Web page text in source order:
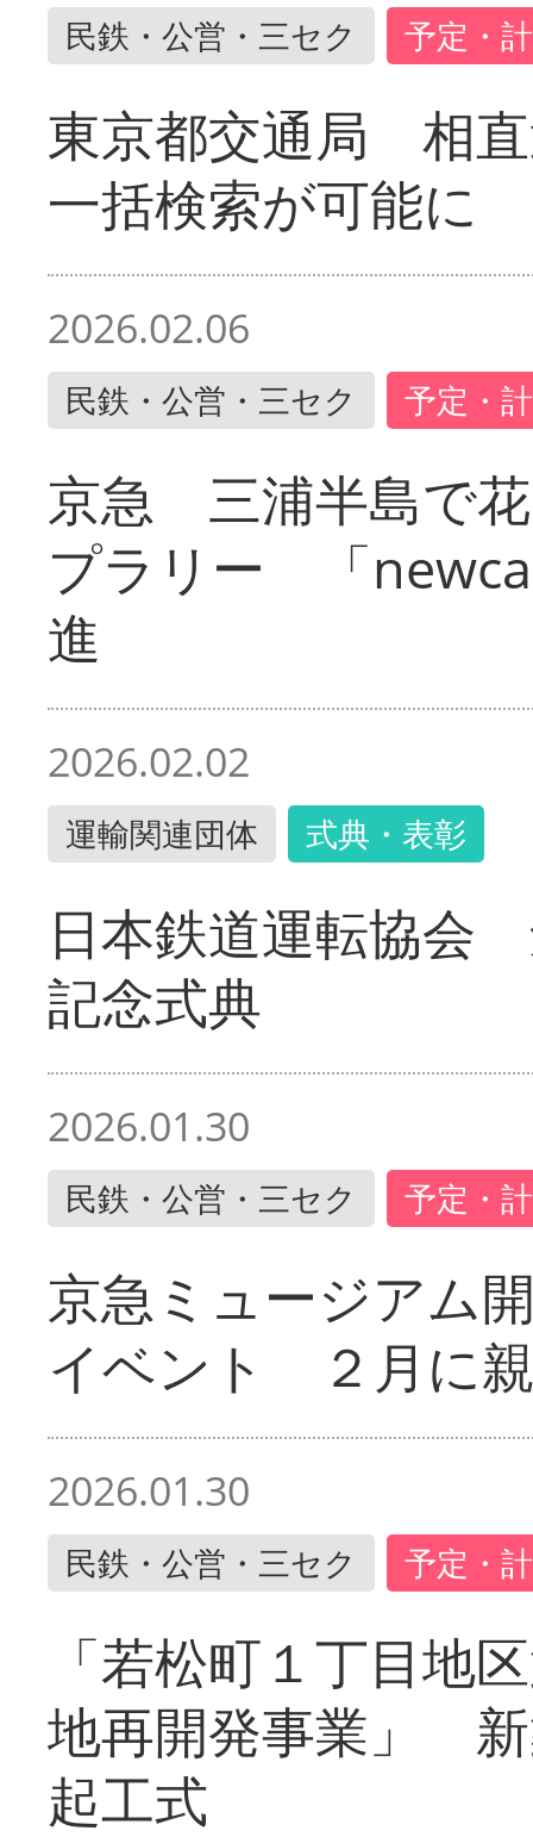
民鉄・公営・三セク 予定・
東京都交通局 相
一括検索が可能に
2026.02.06
民鉄・公営・三セク 予定・
京急 三浦半島で
プラリー 「
進
2026.02.02
運輸関連団体 式典・表彰
日本鉄道運転協会
記念式典
2026.01.30
民鉄・公営・三セク 予定・
京急ミュージアム
イベント ２月に
2026.01.30
民鉄・公営・三セク 予定・
「若松町１丁目地
地再開発事業」
起工式